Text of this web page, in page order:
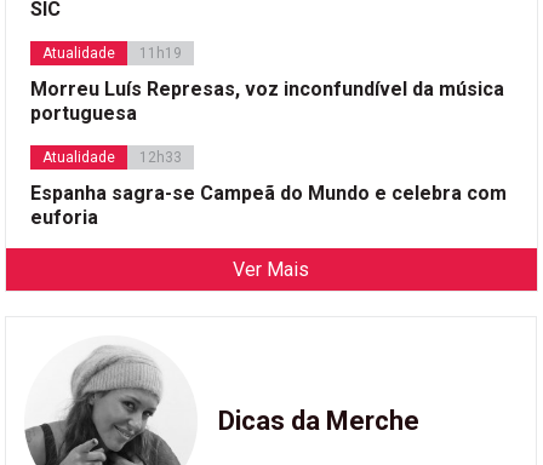
SIC
Atualidade 11h19
Morreu Luís Represas, voz inconfundível da música
portuguesa
Atualidade 12h33
Espanha sagra-se Campeã do Mundo e celebra com
euforia
Ver Mais
Dicas da Merche